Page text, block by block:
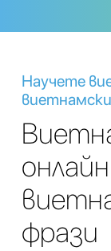
Научете
фрази